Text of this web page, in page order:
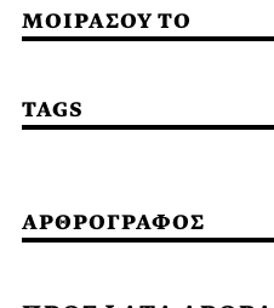
ΜΟΙΡΑΣΟΥ ΤΟ
TAGS
ΑΡΘΡΟΓΡΑΦΟΣ